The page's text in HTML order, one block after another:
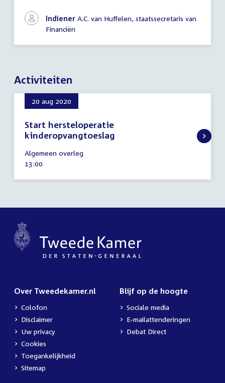
Indiener A.C. van Huffelen, staatssecretaris van
Financiën
Activiteiten
20 aug 2020
Start hersteloperatie
kinderopvangtoeslag
augustus
2020
Algemeen overleg
Tijd
13:00
Over Tweedekamer.nl
Colofon
Disclaimer
Uw privacy
Cookies
Toegankelijkheid
Sitemap
Blijf op de hoogte
Sociale media
E-mailattenderingen
Debat Direct